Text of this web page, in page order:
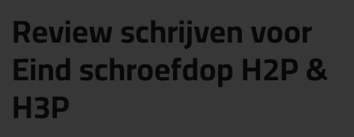
Review schrijven voor
Eind schroefdop H2P &
H3P